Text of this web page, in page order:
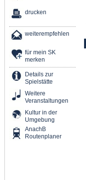
drucken
weiterempfehlen
für mein SK
merken
Details zur
Spielstätte
Weitere
Veranstaltungen
Kultur in der
Umgebung
AnachB
Routenplaner